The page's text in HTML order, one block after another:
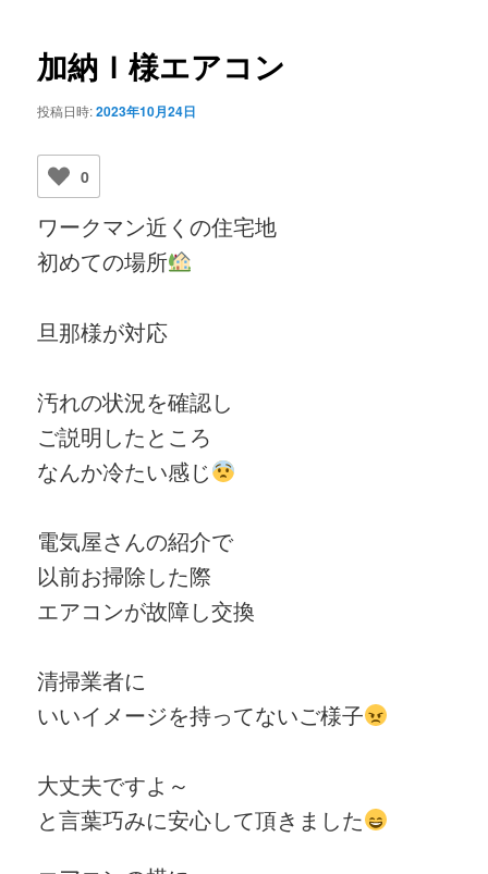
ゲ
ー
ョ
加納Ｉ様エアコン
投稿日時:2023年10月24日
0
ワークマン近くの住宅地
初めての場所
旦那様が対応
汚れの状況を確認し
ご説明したところ
なんか冷たい感じ
電気屋さんの紹介で
以前お掃除した際
エアコンが故障し交換
清掃業者に
いいイメージを持ってないご様子
大丈夫ですよ～
と言葉巧みに安心して頂きました